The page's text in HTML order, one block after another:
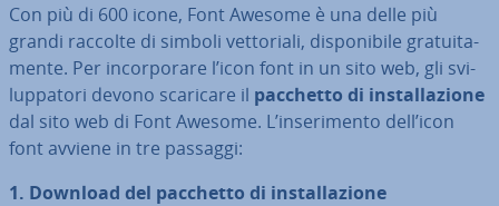
Con più di 600 icone, Font Awesome è una delle più
grandi raccolte di simboli vet­to­ria­li, di­spo­ni­bi­le gra­tui­ta­
men­te. Per in­cor­po­ra­re l’icon font in un sito web, gli svi­
lup­pa­to­ri devono scaricare il pacchetto di in­stal­la­zio­ne
dal sito web di Font Awesome. L’in­se­ri­men­to dell’icon
font avviene in tre passaggi:
1. Download del pacchetto di in­stal­la­zio­ne